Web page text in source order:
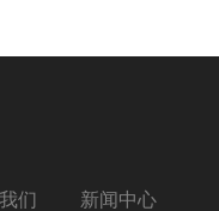
们 新闻中心